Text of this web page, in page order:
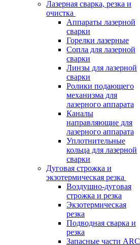
Лазерная сварка, резка и
очистка
Аппараты лазерной
сварки
Горелки лазерные
Сопла для лазерной
сварки
Линзы для лазерной
сварки
Ролики подающего
механизма для
лазерного аппарата
Каналы
направляющие для
лазерного аппарата
Уплотнительные
кольца для лазерной
сварки
Дуговая строжка и
экзотермическая резка
Воздушно-дуговая
строжка и резка
Экзотермическая
резка
Подводная сварка и
резка
Запасные части ARC